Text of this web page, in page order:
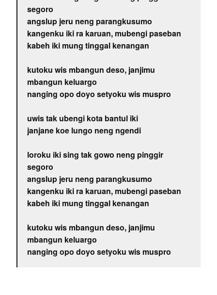
segoro
angslup jeru neng parangkusumo
kangenku iki ra karuan, mubengi paseban
kabeh iki mung tinggal kenangan
kutoku wis mbangun deso, janjimu
mbangun keluargo
nanging opo doyo setyoku wis muspro
uwis tak ubengi kota bantul iki
janjane koe lungo neng ngendi
loroku iki sing tak gowo neng pinggir
segoro
angslup jeru neng parangkusumo
kangenku iki ra karuan, mubengi paseban
kabeh iki mung tinggal kenangan
kutoku wis mbangun deso, janjimu
mbangun keluargo
nanging opo doyo setyoku wis muspro